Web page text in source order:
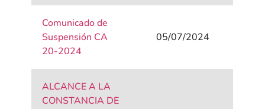
Comunicado de
Suspensión CA
20-2024
05/07/2024
ALCANCE A LA
CONSTANCIA DE